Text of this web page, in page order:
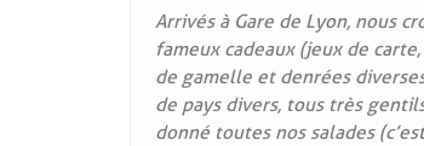
Arrivés à Gare de Lyon, nous
fameux cadeaux (jeux de
de gamelle et denrées
de pays divers, tous très
donné toutes nos salades